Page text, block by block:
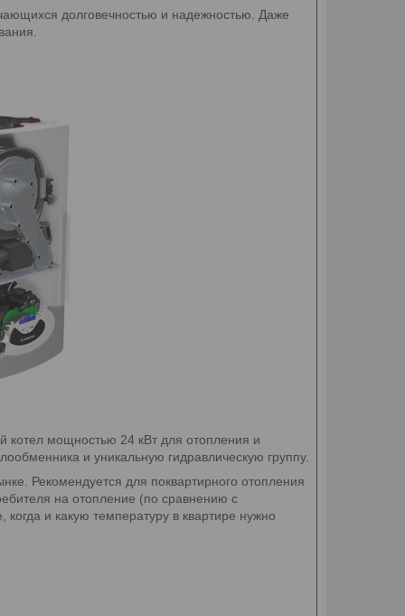
долговечностью и надежностью. Даже
котел мощностью 24 кВт для отопления и
и уникальную гидравлическую группу.
Рекомендуется для поквартирного отопления
на отопление (по сравнению с
и какую температуру в квартире нужно